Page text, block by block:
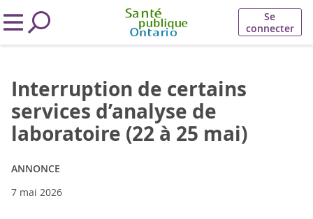
Se
connecter
Interruption de certains
services d’analyse de
laboratoire (22 à 25 mai)
ANNONCE
7 mai 2026